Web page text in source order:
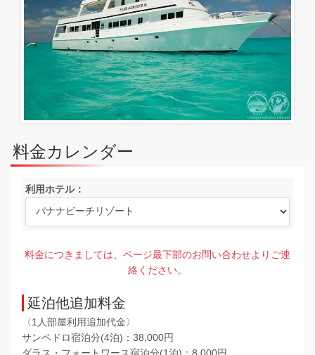
料金カレンダー
利用ホテル：
料金につきましては、ページ最下部のお問い合わせよりご連
絡ください。
延泊他追加料金
〈1人部屋利用追加代金〉
サンペドロ宿泊分(4泊)：38,000円